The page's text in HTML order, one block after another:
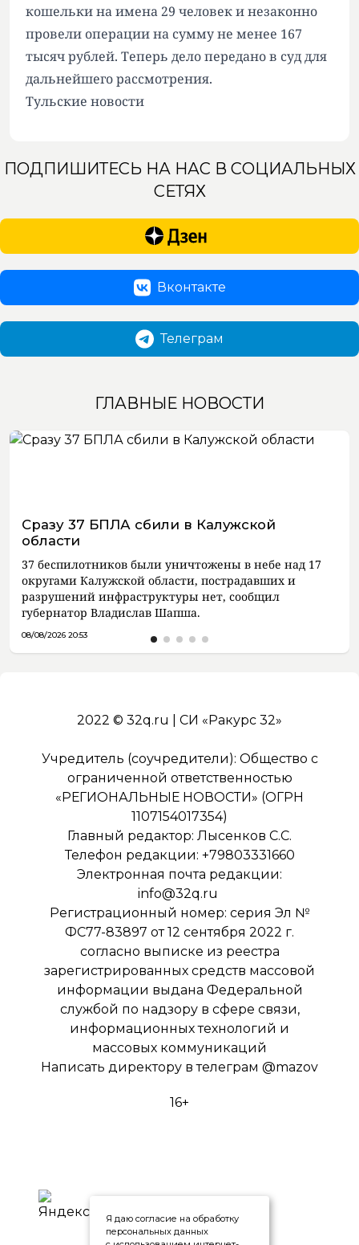
кошельки на имена 29 человек и незаконно
провели операции на сумму не менее 167
тысяч рублей. Теперь дело передано в суд для
дальнейшего рассмотрения.
Тульские новости
ПОДПИШИТЕСЬ НА НАС В СОЦИАЛЬНЫХ
СЕТЯХ
Вконтакте
Телеграм
ГЛАВНЫЕ НОВОСТИ
Сразу 37 БПЛА сбили в Калужской
области
37 беспилотников были уничтожены в небе над 17
округами Калужской области, пострадавших и
разрушений инфраструктуры нет, сообщил
губернатор Владислав Шапша.
08/08/2026 20:53
2022 © 32q.ru | СИ «Ракурс 32»
Учредитель (соучредители): Общество с
ограниченной ответственностью
«РЕГИОНАЛЬНЫЕ НОВОСТИ» (ОГРН
1107154017354)
Главный редактор: Лысенков С.С.
Телефон редакции: +79803331660
Электронная почта редакции:
info@32q.ru
Регистрационный номер: серия Эл №
ФС77-83897 от 12 сентября 2022 г.
согласно выписке из реестра
зарегистрированных средств массовой
информации выдана Федеральной
службой по надзору в сфере связи,
информационных технологий и
массовых коммуникаций
Написать директору в телеграм @mazov
16+
Я даю согласие на обработку
персональных данных